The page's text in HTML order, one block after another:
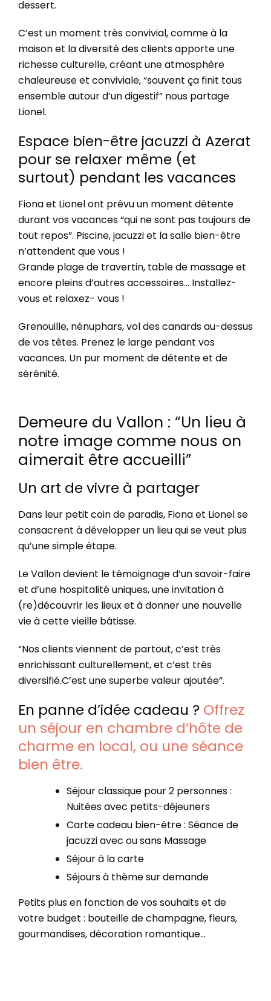
dessert.
C’est un moment très convivial, comme à la
maison et la diversité des clients apporte une
richesse culturelle, créant une atmosphère
chaleureuse et conviviale, “souvent ça finit tous
ensemble autour d’un digestif” nous partage
Lionel.
Espace bien-être jacuzzi à Azerat
pour se relaxer même (et
surtout) pendant les vacances
Fiona et Lionel ont prévu un moment détente
durant vos vacances “qui ne sont pas toujours de
tout repos”. Piscine, jacuzzi et la salle bien-être
n’attendent que vous !
Grande plage de travertin, table de massage et
encore pleins d’autres accessoires… Installez-
vous et relaxez- vous !
Grenouille, nénuphars, vol des canards au-dessus
de vos têtes. Prenez le large pendant vos
vacances. Un pur moment de détente et de
sérénité.
Demeure du Vallon : “Un lieu à
notre image comme nous on
aimerait être accueilli”
Un art de vivre à partager
Dans leur petit coin de paradis, Fiona et Lionel se
consacrent à développer un lieu qui se veut plus
qu’une simple étape.
Le Vallon devient le témoignage d’un savoir-faire
et d’une hospitalité uniques, une invitation à
(re)découvrir les lieux et à donner une nouvelle
vie à cette vieille bâtisse.
“Nos clients viennent de partout, c’est très
enrichissant culturellement, et c’est très
diversifié.C’est une superbe valeur ajoutée”.
En panne d’idée cadeau ? Offrez
un séjour en chambre d’hôte de
charme en local, ou une séance
bien être.
Séjour classique pour 2 personnes :
Nuitées avec petits-déjeuners
Carte cadeau bien-être : Séance de
jacuzzi avec ou sans Massage
Séjour à la carte
Séjours à thème sur demande
Petits plus en fonction de vos souhaits et de
votre budget : bouteille de champagne, fleurs,
gourmandises, décoration romantique…